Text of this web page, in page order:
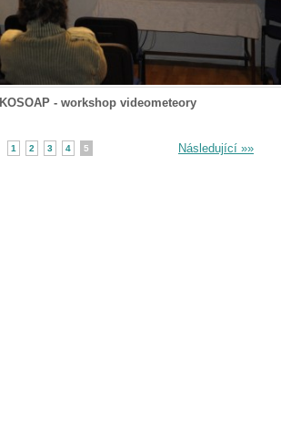
KOSOAP - workshop videometeory
1 2 3 4 5 Následující »»